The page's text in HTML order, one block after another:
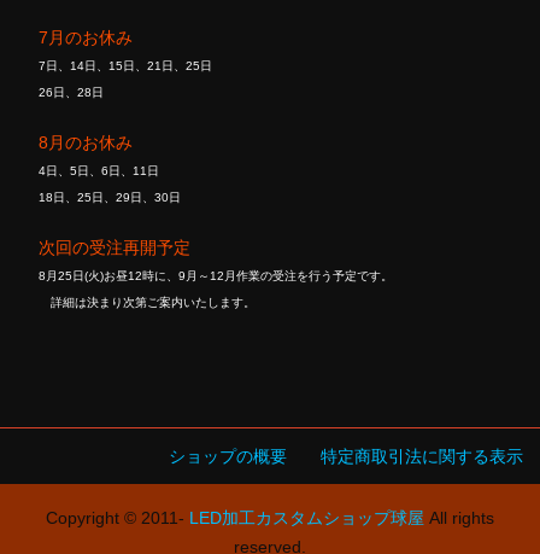
7月のお休み
7日、14日、15日、21日、25日
26日、28日
8月のお休み
4日、5日、6日、11日
18日、25日、29日、30日
次回の受注再開予定
8月25日(火)お昼12時に、9月～12月作業の受注を行う予定です。
詳細は決まり次第ご案内いたします。
ショップの概要 特定商取引法に関する表示
Copyright © 2011- LED加工カスタムショップ球屋 All rights
reserved.